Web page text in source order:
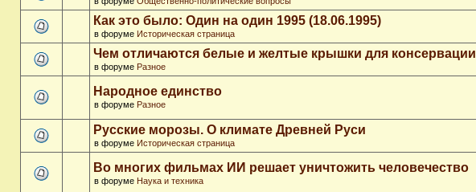
Как это было: Один на один 1995 (18.06.1995)
в форуме Историческая страница
Чем отличаются белые и желтые крышки для консервации
в форуме Разное
Народное единство
в форуме Разное
Русские морозы. О климате Древней Руси
в форуме Историческая страница
Во многих фильмах ИИ решает уничтожить человечество
в форуме Наука и техника